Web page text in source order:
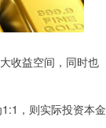
收益空间，同时也
，则实际投资本金